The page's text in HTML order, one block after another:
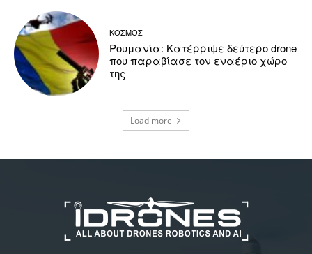
ΚΟΣΜΟΣ
Ρουμανία: Κατέρριψε δεύτερο drone
που παραβίασε τον εναέριο χώρο
της
Load more